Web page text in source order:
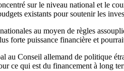
sur le niveau national et le
existants pour soutenir les
au moyen de règles
forte puissance financière et
au Conseil allemand de politique
ce qui est du financement à long